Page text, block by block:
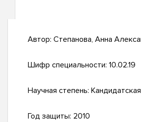
Автор: Степанова, Анна
Шифр специальности: 10.02.19
Научная степень: Кандидатская
Год защиты: 2010